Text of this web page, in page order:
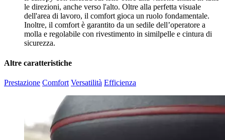
le direzioni, anche verso l'alto. Oltre alla perfetta visuale
dell'area di lavoro, il comfort gioca un ruolo fondamentale.
Inoltre, il comfort è garantito da un sedile dell’operatore a
molla e regolabile con rivestimento in similpelle e cintura di
sicurezza.
Altre caratteristiche
Prestazione Comfort Versatilità Efficienza